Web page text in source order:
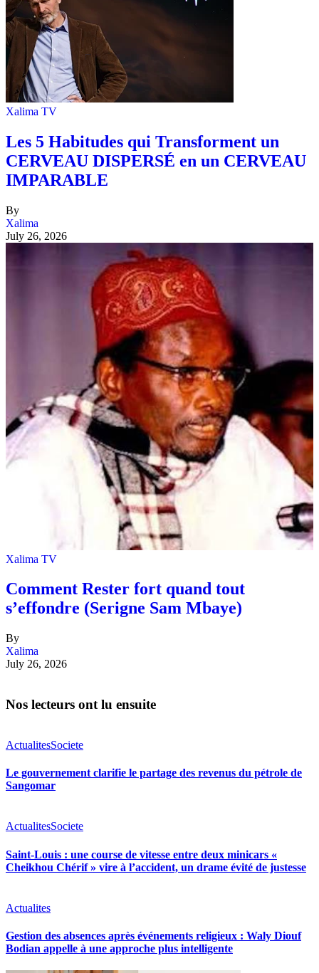
Xalima TV
Les 5 Habitudes qui Transforment un
CERVEAU DISPERSÉ en un CERVEAU
IMPARABLE
By
Xalima
July 26, 2026
Xalima TV
Comment Rester fort quand tout
s’effondre (Serigne Sam Mbaye)
By
Xalima
July 26, 2026
Nos lecteurs ont lu ensuite
ActualitesSociete
Le gouvernement clarifie le partage des revenus du pétrole de
Sangomar
ActualitesSociete
Saint-Louis : une course de vitesse entre deux minicars «
Cheikhou Chérif » vire à l’accident, un drame évité de justesse
Actualites
Gestion des absences après événements religieux : Waly Diouf
Bodian appelle à une approche plus intelligente